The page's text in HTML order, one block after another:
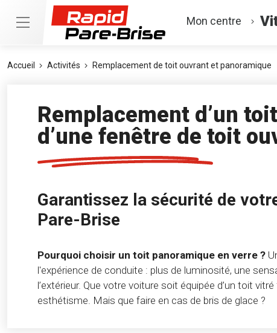
Mon centre
Accueil Activités Remplacement de toit ouvrant et panoramique
Remplacement d’un
d’une fenêtre de toit
Garantissez la sécurité de
Pare-Brise
Pourquoi choisir un toit panoramique en verre ?
l'expérience de conduite : plus de luminosité, une
l’extérieur. Que votre voiture soit équipée d’un toit
esthétisme. Mais que faire en cas de bris de glace ?